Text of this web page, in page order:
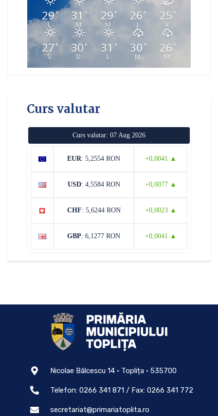
29°
L
31 °
M
29°
M
26 °
J
25 °
V
27 °
S
30 °
D
31 °
L
30 °
M
26 °
M
Curs valutar
Curs valutar: 07 Aug 2026
EUR: 5,2554 RON +0,0041 ▲
USD: 4,5584 RON +0,0077 ▲
CHF: 5,6244 RON +0,0023 ▲
GBP: 6,1277 RON +0,0041 ▲
Nicolae Bălcescu 14 • Toplița • 535700
Telefon: 0266 341 871 / Fax: 0266 341 772
secretariat@primariatoplita.ro